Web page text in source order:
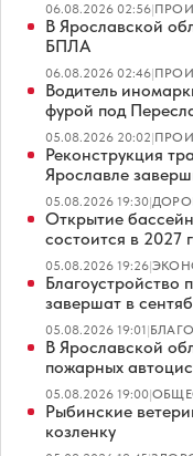
06.08.2026 02:56|
В Ярославской
БПЛА
06.08.2026 02:46|
Водитель
фурой под
05.08.2026 20:02|
Реконструкция
Ярославле
05.08.2026 19:30|
Открытие
состоится в 2027
05.08.2026 19:26|
завершат в
05.08.2026 19:01|
В Ярославской
пожарных
05.08.2026 19:00|
Рыбинские
козленку